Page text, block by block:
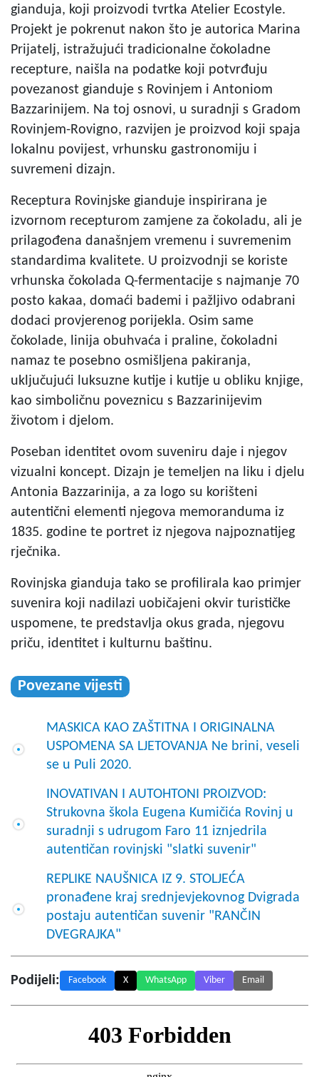
gianduja, koji proizvodi tvrtka Atelier Ecostyle.
Projekt je pokrenut nakon što je autorica Marina
Prijatelj, istražujući tradicionalne čokoladne
recepture, naišla na podatke koji potvrđuju
povezanost gianduje s Rovinjem i Antoniom
Bazzarinijem. Na toj osnovi, u suradnji s Gradom
Rovinjem-Rovigno, razvijen je proizvod koji spaja
lokalnu povijest, vrhunsku gastronomiju i
suvremeni dizajn.
Receptura Rovinjske gianduje inspirirana je
izvornom recepturom zamjene za čokoladu, ali je
prilagođena današnjem vremenu i suvremenim
standardima kvalitete. U proizvodnji se koriste
vrhunska čokolada Q-fermentacije s najmanje 70
posto kakaa, domaći bademi i pažljivo odabrani
dodaci provjerenog porijekla. Osim same
čokolade, linija obuhvaća i praline, čokoladni
namaz te posebno osmišljena pakiranja,
uključujući luksuzne kutije i kutije u obliku knjige,
kao simboličnu poveznicu s Bazzarinijevim
životom i djelom.
Poseban identitet ovom suveniru daje i njegov
vizualni koncept. Dizajn je temeljen na liku i djelu
Antonia Bazzarinija, a za logo su korišteni
autentični elementi njegova memoranduma iz
1835. godine te portret iz njegova najpoznatijeg
rječnika.
Rovinjska gianduja tako se profilirala kao primjer
suvenira koji nadilazi uobičajeni okvir turističke
uspomene, te predstavlja okus grada, njegovu
priču, identitet i kulturnu baštinu.
Povezane vijesti
MASKICA KAO ZAŠTITNA I ORIGINALNA
USPOMENA SA LJETOVANJA Ne brini, veseli
se u Puli 2020.
INOVATIVAN I AUTOHTONI PROIZVOD:
Strukovna škola Eugena Kumičića Rovinj u
suradnji s udrugom Faro 11 iznjedrila
autentičan rovinjski "slatki suvenir"
REPLIKE NAUŠNICA IZ 9. STOLJEĆA
pronađene kraj srednjevjekovnog Dvigrada
postaju autentičan suvenir "RANČIN
DVEGRAJKA"
Podijeli: Facebook X WhatsApp Viber Email